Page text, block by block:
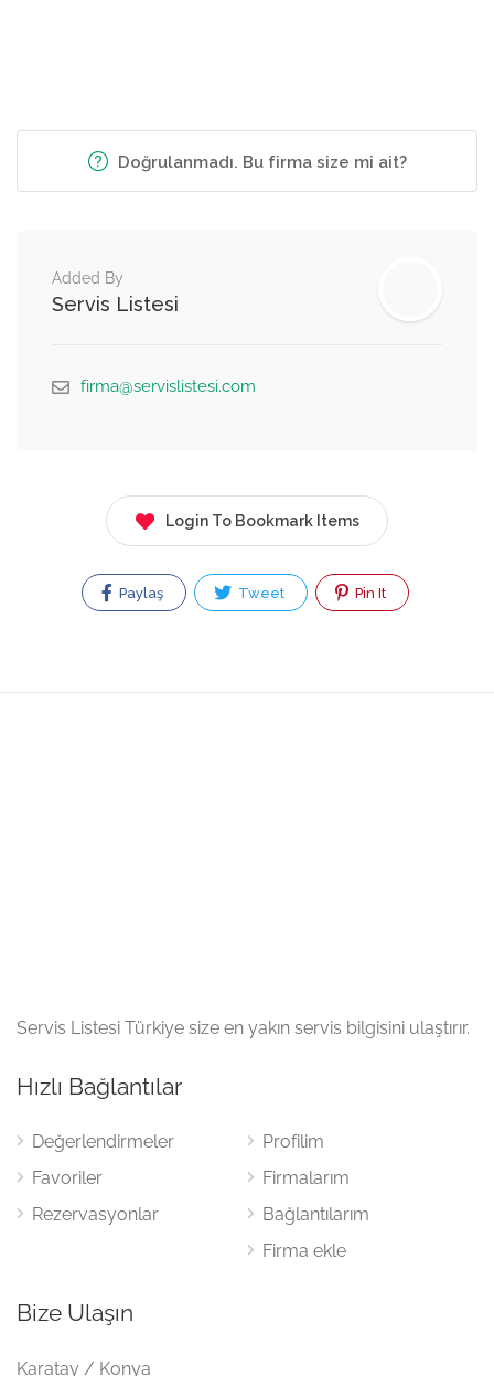
Doğrulanmadı. Bu firma size mi ait?
Added By
Servis Listesi
firma@servislistesi.com
Login To Bookmark Items
Paylaş Tweet Pin It
Servis Listesi Türkiye size en yakın servis bilgisini ulaştırır.
Hızlı Bağlantılar
Değerlendirmeler
Favoriler
Rezervasyonlar
Profilim
Firmalarım
Bağlantılarım
Firma ekle
Bize Ulaşın
Karatay / Konya